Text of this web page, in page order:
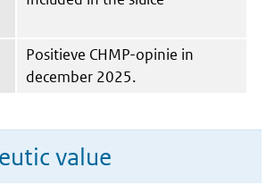
Positieve CHMP-opinie in
december 2025.
value